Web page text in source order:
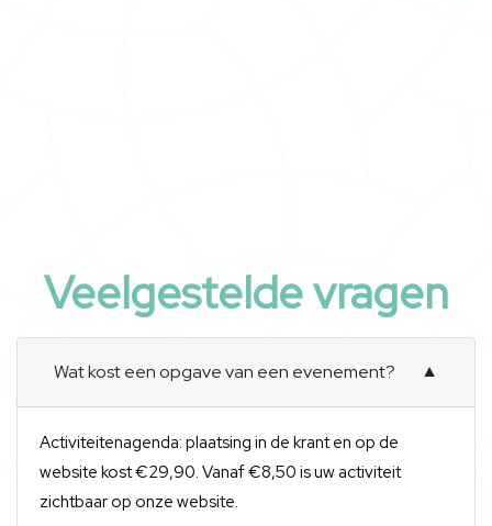
Veelgestelde vragen
Wat kost een opgave van een evenement? ▼
Activiteitenagenda: plaatsing in de krant en op de
website kost €29,90. Vanaf €8,50 is uw activiteit
zichtbaar op onze website.